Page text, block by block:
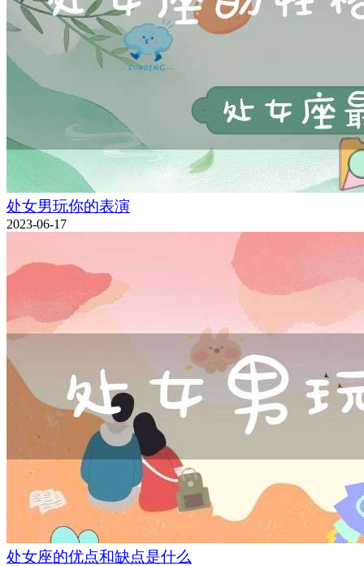
处女男玩你的表演
2023-06-17
处女座的优点和缺点是什么